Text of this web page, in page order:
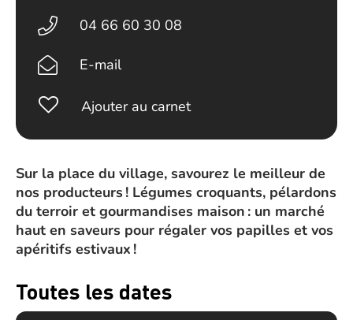
Sur la place du village, savourez le meilleur de
nos producteurs ! Légumes croquants, pélardons
du terroir et gourmandises maison : un marché
haut en saveurs pour régaler vos papilles et vos
apéritifs estivaux !
Toutes les dates
04 66 60 30 08
E-mail
Ajouter au carnet